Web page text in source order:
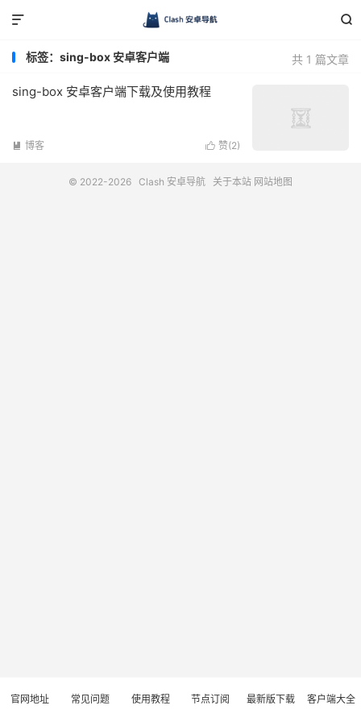


共 1 篇文章
标签：sing-box 安卓客户端
sing-box 安卓客户端下载及使用教程
 赞(2)
 博客
© 2022-2026 Clash 安卓导航 关于本站 网站地图
官网地址 常见问题 使用教程 节点订阅 最新版下载 客户端大全